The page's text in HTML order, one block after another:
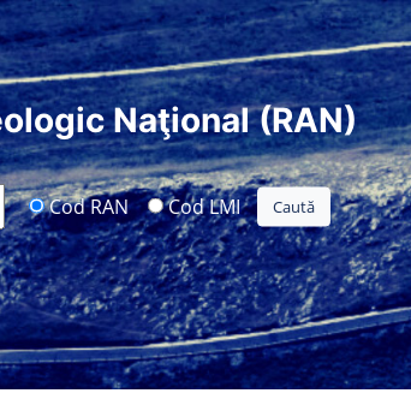
Naţional (RAN)
Cod RAN Cod LMI